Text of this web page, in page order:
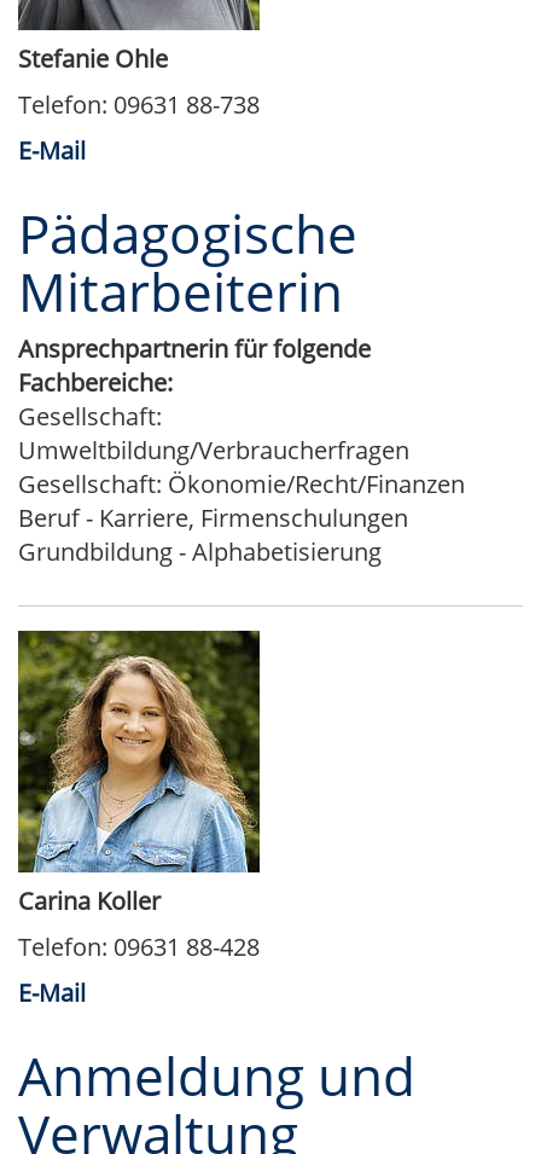
Stefanie Ohle
Telefon: 09631 88-738
E-Mail
Pädagogische
Mitarbeiterin
Ansprechpartnerin für folgende
Fachbereiche:
Gesellschaft:
Umweltbildung/Verbraucherfragen
Gesellschaft: Ökonomie/Recht/Finanzen
Beruf - Karriere, Firmenschulungen
Grundbildung - Alphabetisierung
Carina Koller
Telefon: 09631 88-428
E-Mail
Anmeldung und
Verwaltung